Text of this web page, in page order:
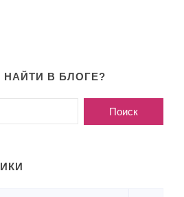
В БЛОГЕ?